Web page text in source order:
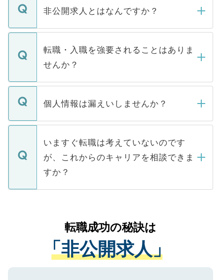
登録内容を確認し、その後メールもしくは
ます。通常、5営業日以内にはご連絡をせて
いただきますので、しばらくお待ちくださ
非公開求人とはなんですか？
マイナビDOCTORで取り扱っている求人の
うち約3割は、Webサイトからご覧いただ
けない「非公開求人」です。非公開求人は
下記の理由によって、一般には公開してい
ません。
■応募殺到を避けるため 人気のある医療機
関を公にしてしまうと、応募が殺到する場
に、医療機関が求める条件に合った人材の
みを人材紹介会社に依頼するケースが増え
ています。
転職・入職を強要されることはありま
せんか？
転職・入職を強要することは一切ありませ
ん。また、仮に応募先から内定をいただい
定を承諾する必要はありません。内定先へ
の辞退の連絡はキャリアパートナーが行い
個人情報は漏えいしませんか？
個人情報が漏えいすることはありませんの
で、ご安心ください。当サイトからの登録
などで収集したご登録者様の個人情報は、
ご本人のキャリアアップおよび転職活動の
支援を目的に使用いたします。お預かりし
ているすべての個人データはご本人の許可
は、個人情報の取り扱いについての厳密な
管理基準を満たした事業者のみに付与され
る、プライバシーマークを取得済みです。
いますぐ転職は考えていないのです
が、これからのキャリアを相談できま
すか？
かがいして、現在の医療機関の状況や紹介
経験をまじえながら、適切なアドバイスを
させていただきます。すぐにご転職をされ
ない方には、長期的なサポートが可能です
ので、まずはご登録ください。
転職成功の秘訣は
「非公開求人」